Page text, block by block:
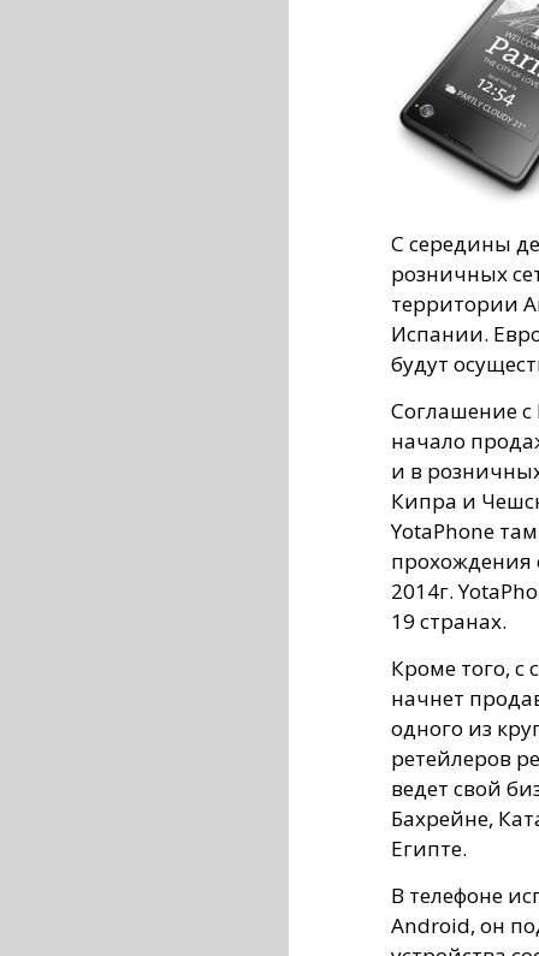
С середины
розничных
территории
Испании.
будут
Соглашение c
начало
и в
Кипра и
YotaPhone
прохождения
2014г.
19 странах.
Кроме того, с
начнет
одного из
ретейлеров
ведет свой
Бахрейне,
Египте.
В телефоне
Android, он